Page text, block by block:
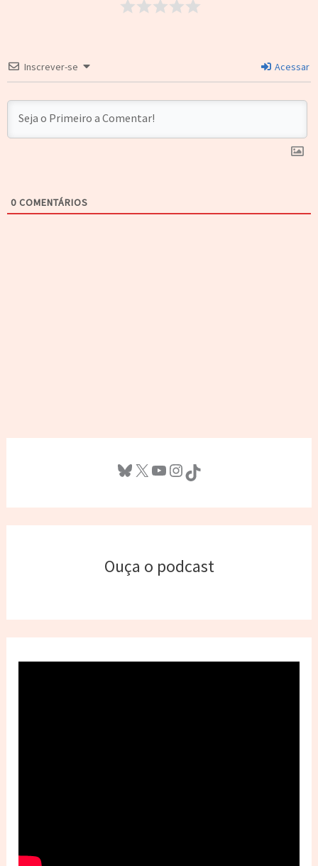
Inscrever-se Acessar
0 COMENTÁRIOS
Bluesky X Youtube InstagramTikTok
Ouça o podcast